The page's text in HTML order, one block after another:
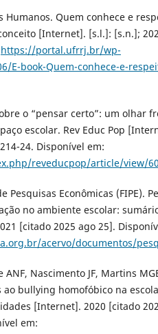
Humanos. Quem conhece e
[Internet]. [s.l.]: [s.n.];
https://portal.ufrrj.br/wp-
E-book-Quem-conhece-e-
o “pensar certo”: um olhar
escolar. Rev Educ Pop
24. Disponível em:
reveducpop/article/view/
Pesquisas Econômicas (FIPE).
no ambiente escolar:
[citado 2025 ago 25].
acervo/documentos/
ANF, Nascimento JF, Martins
ao bullying homofóbico na
[Internet]. 2020 [citado
em: